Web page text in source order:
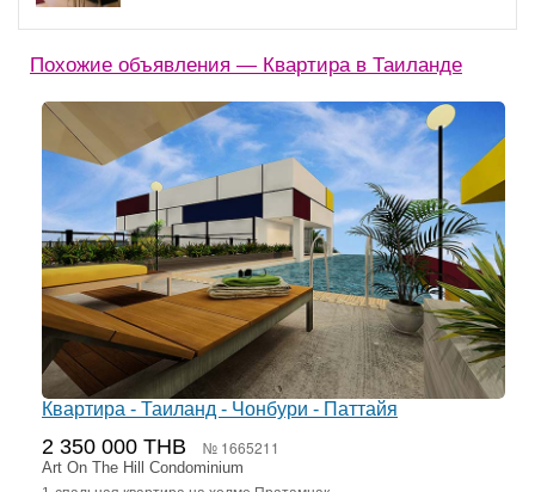
Похожие объявления — Квартира в Таиланде
Квартира - Таиланд - Чонбури - Паттайя
2 350 000 THB № 1665211
Art On The Hill Condominium